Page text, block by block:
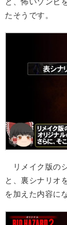
たそうです。
リメイク版の
と、裏シナリオ
を加えた内容に